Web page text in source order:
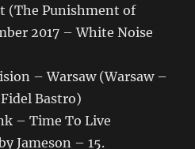
(The Punishment of
2017 – White Noise
– Warsaw (Warsaw –
Bastro)
– Time To Live
Jameson – 15.